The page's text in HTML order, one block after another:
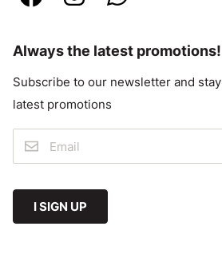
Always the latest promotions!
Subscribe to our newsletter and
latest promotions
I SIGN UP